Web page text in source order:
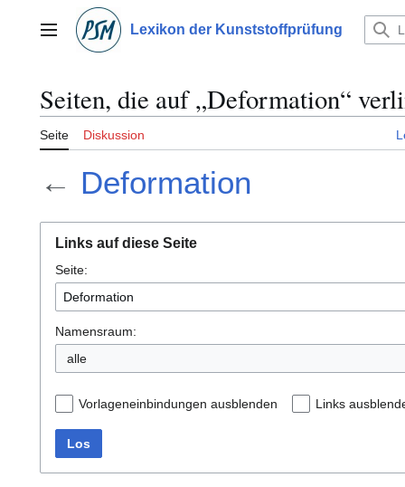
springenHauptmenü Lexikon der Kunststoffprüfung
Seiten, die auf „Deformation“
Seite Diskussion
← Deformation
Links auf diese Seite
Seite:
Namensraum:
alle
Vorlageneinbindungen ausblenden Links
Los